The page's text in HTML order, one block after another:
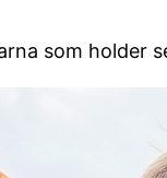
som holder